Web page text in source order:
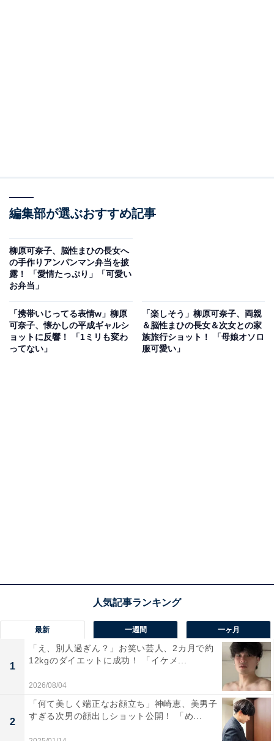
編集部が選ぶおすすめ記事
柳原可奈子、脳性まひの長女へ
の手作りアンパンマン弁当を披
露！ 「愛情たっぷり」「可愛い
お弁当」
「携帯いじってる表情w」柳原
可奈子、懐かしの平成ギャルシ
ョットに反響！ 「1ミリも変わ
ってない」
「楽しそう」柳原可奈子、両親
＆脳性まひの長女＆次女との家
族旅行ショット！ 「母娘オソロ
服可愛い」
最新 一週間 一ヶ月
1
「え、別人過ぎん？」お笑い芸人、2カ月で約
12kgのダイエットに成功！ 「イケメ...
2026/08/04
2
「何て美しく端正なお顔立ち」神崎恵、美男子
すぎる次男の顔出しショット公開！ 「め...